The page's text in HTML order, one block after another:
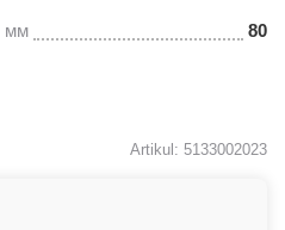
мм 80
Artikul: 5133002023